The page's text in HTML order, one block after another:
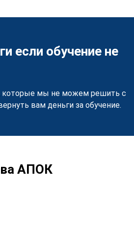
если обучение не
которые мы не можем решить с
вам деньги за обучение.
АПОК